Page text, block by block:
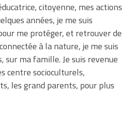
citoyenne, mes actions
années, je me suis
me protéger, et retrouver de
à la nature, je me suis
sur ma famille. Je suis revenue
centre socioculturels,
les grand parents, pour plus